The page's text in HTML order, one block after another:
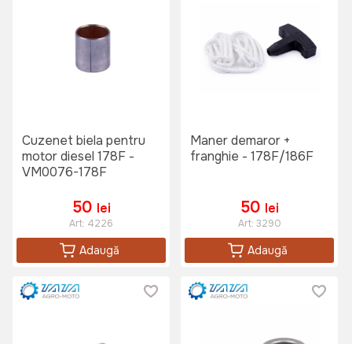
Cuzenet biela pentru
motor diesel 178F -
VM0076-178F
50 lei
Art: 4226
Adaugă
Maner demaror +
franghie - 178F/186F
50 lei
Art: 3290
Adaugă